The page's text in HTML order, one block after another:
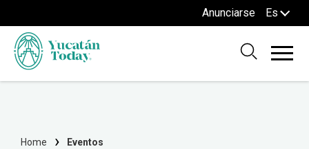
Anunciarse Es
Home Eventos